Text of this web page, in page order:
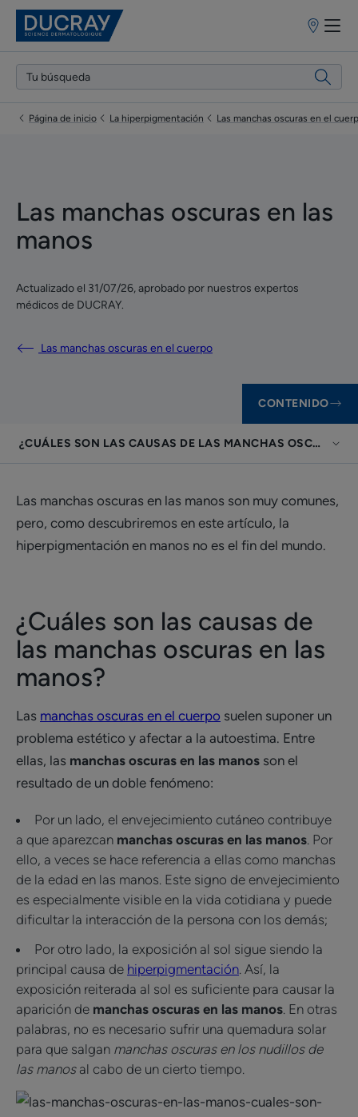
Puntos
venta
Página de inicio La hiperpigmentación Las manchas oscuras en el
Las manchas oscuras en las
manos
Actualizado el 31/07/26, aprobado por nuestros expertos
médicos de DUCRAY.
Las manchas oscuras en el cuerpo
CONTENIDO
¿CUÁLES SON LAS CAUSAS DE LAS MANCHAS OSCURAS
Las manchas oscuras en las manos son muy comunes,
pero, como descubriremos en este artículo, la
hiperpigmentación en manos no es el fin del mundo.
¿Cuáles son las causas de
las manchas oscuras en las
manos?
Las manchas oscuras en el cuerpo suelen suponer un
problema estético y afectar a la autoestima. Entre
ellas, las manchas oscuras en las manos son el
resultado de un doble fenómeno:
Por un lado, el envejecimiento cutáneo contribuye
a que aparezcan manchas oscuras en las manos. Por
ello, a veces se hace referencia a ellas como manchas
de la edad en las manos. Este signo de envejecimiento
es especialmente visible en la vida cotidiana y puede
dificultar la interacción de la persona con los demás;
Por otro lado, la exposición al sol sigue siendo la
principal causa de hiperpigmentación. Así, la
exposición reiterada al sol es suficiente para causar la
aparición de manchas oscuras en las manos. En otras
palabras, no es necesario sufrir una quemadura solar
para que salgan manchas oscuras en los nudillos de
las manos al cabo de un cierto tiempo.